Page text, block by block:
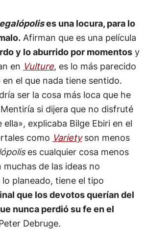
es una locura, para lo
Afirman que es una película
y lo aburrido por momentosy
en Vulture, es lo más parecido
el que nada tiene sentido.
ser la cosa más loca que he
si dijera que no disfruté
ella», explicaba Bilge Ebiri en el
como Varietyson menos
es cualquier cosa menos
muchas de las ideas no
planeado, tiene el tipo
que los devotos querían del
nunca perdió su fe en el
Debruge.